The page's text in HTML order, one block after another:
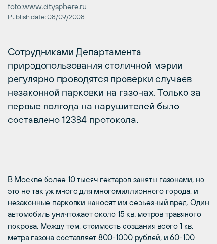
foto:www.citysphere.ru
Publish date: 08/09/2008
Сотрудниками Департамента
природопользования столичной мэрии
регулярно проводятся проверки случаев
незаконной парковки на газонах. Только за
первые полгода на нарушителей было
составлено 12384 протокола.
В Москве более 10 тысяч гектаров заняты газонами, но
это не так уж много для многомиллионного города, и
незаконные парковки наносят им серьезный вред. Один
автомобиль уничтожает около 15 кв. метров травяного
покрова. Между тем, стоимость создания всего 1 кв.
метра газона составляет 800-1000 рублей, и 60-100